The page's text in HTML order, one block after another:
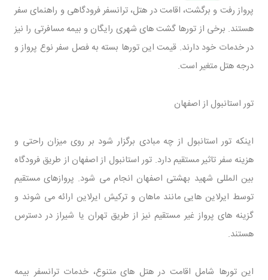
پرواز رفت و برگشت، اقامت در هتل، ترانسفر فرودگاهی و راهنمای سفر
هستند. برخی از تورها گشت ‌های شهری رایگان و بیمه مسافرتی را نیز
در خدمات خود دارند. قیمت این تورها بسته به فصل سفر نوع پرواز و
درجه هتل متغیر است.
تور استانبول از اصفهان
اینکه تور استانبول از چه مبادی برگزار شود بر روی میزان راحتی و
هزینه سفر تاثیر مستقیم دارد. تور استانبول از اصفهان از طریق فرودگاه
بین ‌المللی شهید بهشتی اصفهان انجام می ‌شود. پروازهای مستقیم
توسط ایرلاین ‌هایی مانند ماهان و ترکیش ‌ایرلاین ارائه می ‌شوند و
گزینه‌ های پرواز غیر مستقیم نیز از طریق تهران یا شیراز در دسترس
هستند.
این تورها شامل اقامت در هتل ‌های متنوع، خدمات ترانسفر بیمه